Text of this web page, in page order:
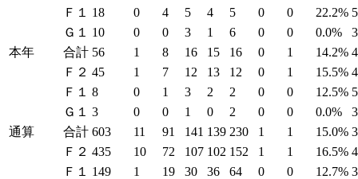
Ｆ１
18 0 4 5 4 5 0 0 22.2%
Ｇ１
10 0 0 3 1 6 0 0 0.0%
本年
合計 56 1 8 16 15 16 0 1 14.2%
Ｆ２ 45 1 7 12 13 12 0 1 15.5%
Ｆ１
8 0 1 3 2 2 0 0 12.5%
Ｇ１
3 0 0 1 0 2 0 0 0.0%
通算
合計 603 11 91 141 139 230 1 1 15.0%
Ｆ２ 435 10 72 107 102 152 1 1 16.5%
Ｆ１
149 1 19 30 36 64 0 0 12.7%